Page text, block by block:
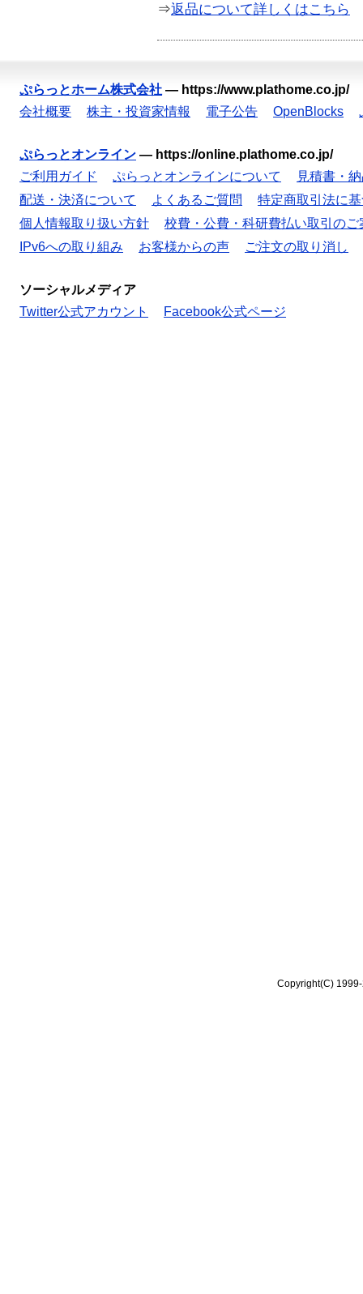
⇒返品について詳しくはこちら
ぷらっとホーム株式会社 — https://www.plathome.co.jp/
会社概要
株主・投資家情報 電子公告 OpenBlocks
ぷらっとオンライン — https://online.plathome.co.jp/
ご利用ガイド
ぷらっとオンラインについて
見積書・
配送・決済について
よくあるご質問
特定商取引法に
個人情報取り扱い方針
校費・公費・科研費払い取引のご
IPv6への取り組み
お客様からの声 ご注文の取り消し
ソーシャルメディア
Twitter公式アカウント
Facebook公式ページ
Copyright(C)